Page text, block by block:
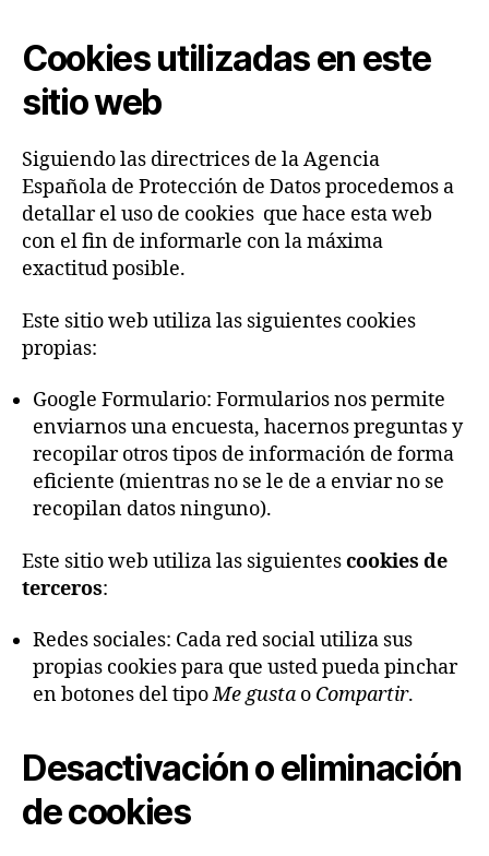
Cookies utilizadas en este
sitio web
Siguiendo las directrices de la Agencia
Española de Protección de Datos procedemos a
detallar el uso de cookies que hace esta web
con el fin de informarle con la máxima
exactitud posible.
Este sitio web utiliza las siguientes cookies
propias:
Google Formulario: Formularios nos permite
enviarnos una encuesta, hacernos preguntas y
recopilar otros tipos de información de forma
eficiente (mientras no se le de a enviar no se
recopilan datos ninguno).
Este sitio web utiliza las siguientescookies de
terceros:
Redes sociales: Cada red social utiliza sus
propias cookies para que usted pueda pinchar
en botones del tipoMe gusta o Compartir.
Desactivación o eliminación
de cookies